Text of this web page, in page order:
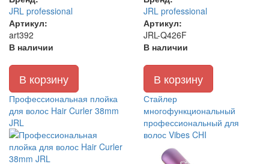
JRL professional
Артикул:
art392
В наличии
В корзину
JRL professional
Артикул:
JRL-Q426F
В наличии
В корзину
Профессиональная плойка
для волос Hair Curler 38mm
JRL
Стайлер
многофункциональный
профессиональный для
волос Vibes CHI